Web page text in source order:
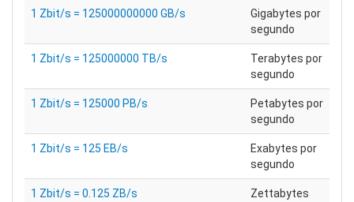
1 Zbit/s = 125000000000 GB/s
Gigabytes por
segundo
1 Zbit/s = 125000000 TB/s
Terabytes por
segundo
1 Zbit/s = 125000 PB/s
Petabytes por
segundo
1 Zbit/s = 125 EB/s
Exabytes por
segundo
1 Zbit/s = 0.125 ZB/s
Zettabytes